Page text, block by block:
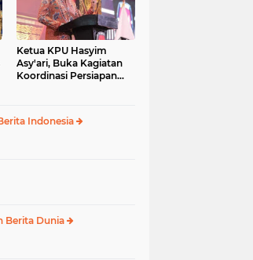
Ketua KPU Hasyim
Asy'ari, Buka Kagiatan
Koordinasi Persiapan
Indonesia
Berita Dunia